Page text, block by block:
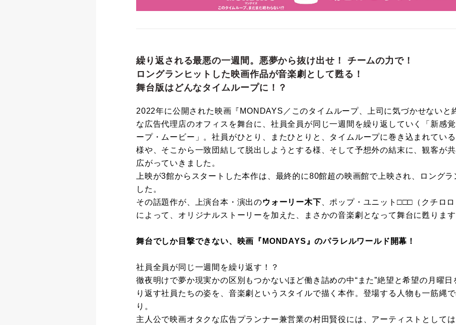
繰り返される最悪の一週間。悪夢から抜け出せ！ チームの力で！
ロングランヒットした映画作品が音楽劇として甦る！
舞台版はどんなタイムループに！？
2022年に公開された映画『MONDAYS／このタイムループ、上司に気づかせないと
な広告代理店のオフィスを舞台に、社員全員が同じ一週間を繰り返していく「新感
ープ・ムービー」。社員がひとり、またひとりと、タイムループに巻き込まれてい
様や、そこから一致団結して脱出しようとする様、そして予想外の結末に、観客が
広がっていきました。
上映が3館からスタートした本作は、最終的に80館超の映画館で上映され、ロングラ
した。
その話題作が、上演台本・演出のウォーリー木下 、ポップ・ユニット□□□（クチロ
によって、オリジナルストーリーを加えた、まさかの音楽劇となって舞台に甦ります
舞台でしか目撃できない、映画『MONDAYS』のパラレルワールド開幕！
社員全員が同じ一週間を繰り返す！？
徹夜明けで夢か現実かの区別もつかないほど働き詰めの中“また”絶望と希望の月曜
り返す社員たちの姿を、音楽劇というスタイルで描く本作。登場する人物も一筋縄
り。
主人公で映画オタクな広告プランナー兼営業の村田賢役には、アーティストとして